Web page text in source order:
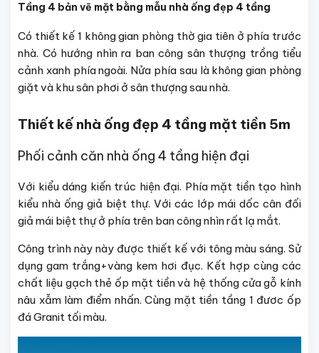
Tầng 4 bản vẽ mặt bằng mẫu nhà ống đẹp 4 tầng
Có thiết kế 1 không gian phòng thờ gia tiên ở phía trước
nhà. Có hướng nhìn ra ban công sân thượng trồng tiểu
cảnh xanh phía ngoài. Nửa phía sau là không gian phòng
giặt và khu sân phơi ở sân thượng sau nhà.
Thiết kế nhà ống đẹp 4 tầng mặt tiền 5m
Phối cảnh căn nhà ống 4 tầng hiện đại
Với kiểu dáng kiến trúc hiện đại. Phía mặt tiền tạo hình
kiểu nhà ống giả biệt thự. Với các lớp mái dốc cân đối
giả mái biệt thự ở phía trên ban công nhìn rất lạ mắt.
Công trình này này được thiết kế với tông màu sáng. Sử
dụng gam trắng+vàng kem hơi đục. Kết hợp cùng các
chất liệu gạch thẻ ốp mặt tiền và hệ thống cửa gỗ kính
nâu xẫm làm điểm nhấn. Cùng mặt tiền tầng 1 đươc ốp
đá Granit tối màu.